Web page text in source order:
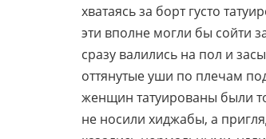
хватаясь за борт густо
эти вполне могли бы сойти
сразу валились на пол и
оттянутые уши по плечам
женщин татуированы были
не носили хиджабы, а